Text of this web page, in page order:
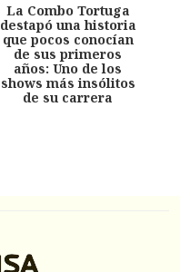
La Combo Tortuga
destapó una historia
que pocos conocían
de sus primeros
años: Uno de los
shows más insólitos
de su carrera